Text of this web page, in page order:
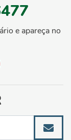
e apareça no